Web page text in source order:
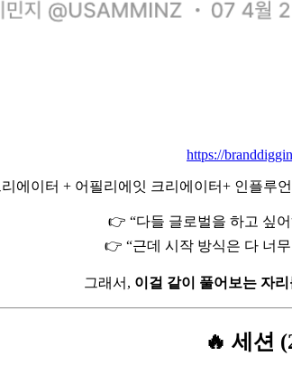
https://
에이터 + 어필리에잇 크리에이터+ 인플루
👉 “다들 글로벌을 하고 싶
👉 “근데 시작 방식은 다 너
그래서, 이걸 같이 풀어보는 자
🔥 세션